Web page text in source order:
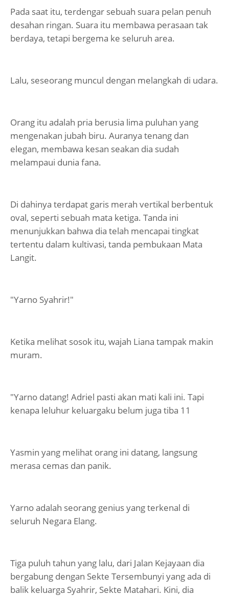
Pada saat itu, terdengar sebuah suara pelan penuh
desahan ringan. Suara itu membawa perasaan tak
berdaya, tetapi bergema ke seluruh area.
Lalu, seseorang muncul dengan melangkah di udara.
Orang itu adalah pria berusia lima puluhan yang
mengenakan jubah biru. Auranya tenang dan
elegan, membawa kesan seakan dia sudah
melampaui dunia fana.
Di dahinya terdapat garis merah vertikal berbentuk
oval, seperti sebuah mata ketiga. Tanda ini
menunjukkan bahwa dia telah mencapai tingkat
tertentu dalam kultivasi, tanda pembukaan Mata
Langit.
"Yarno Syahrir!"
Ketika melihat sosok itu, wajah Liana tampak makin
muram.
"Yarno datang! Adriel pasti akan mati kali ini. Tapi
kenapa leluhur keluargaku belum juga tiba 11
Yasmin yang melihat orang ini datang, langsung
merasa cemas dan panik.
Yarno adalah seorang genius yang terkenal di
seluruh Negara Elang.
Tiga puluh tahun yang lalu, dari Jalan Kejayaan dia
bergabung dengan Sekte Tersembunyi yang ada di
balik keluarga Syahrir, Sekte Matahari. Kini, dia